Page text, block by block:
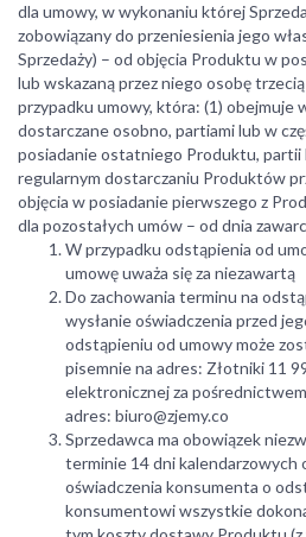
dla umowy, w wykonaniu której
zobowiązany do przeniesienia jego
Sprzedaży) – od objęcia Produktu w
lub wskazaną przez niego osobę
przypadku umowy, która: (1) obejmuje
dostarczane osobno, partiami lub w
posiadanie ostatniego Produktu, partii
regularnym dostarczaniu Produktów
objęcia w posiadanie pierwszego z
dla pozostałych umów – od dnia
W przypadku odstąpienia od
umowę uważa się za niezawartą
Do zachowania terminu na
wysłanie oświadczenia przed
odstąpieniu od umowy może
pisemnie na adres: Złotniki 11
elektronicznej za
adres: biuro@zjemy.co
Sprzedawca ma obowiązek
terminie 14 dni kalendarzowych
oświadczenia konsumenta o
konsumentowi wszystkie